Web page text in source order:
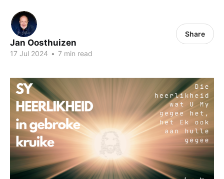
Jan Oosthuizen
17 Jul 2024 • 7 min read
Share